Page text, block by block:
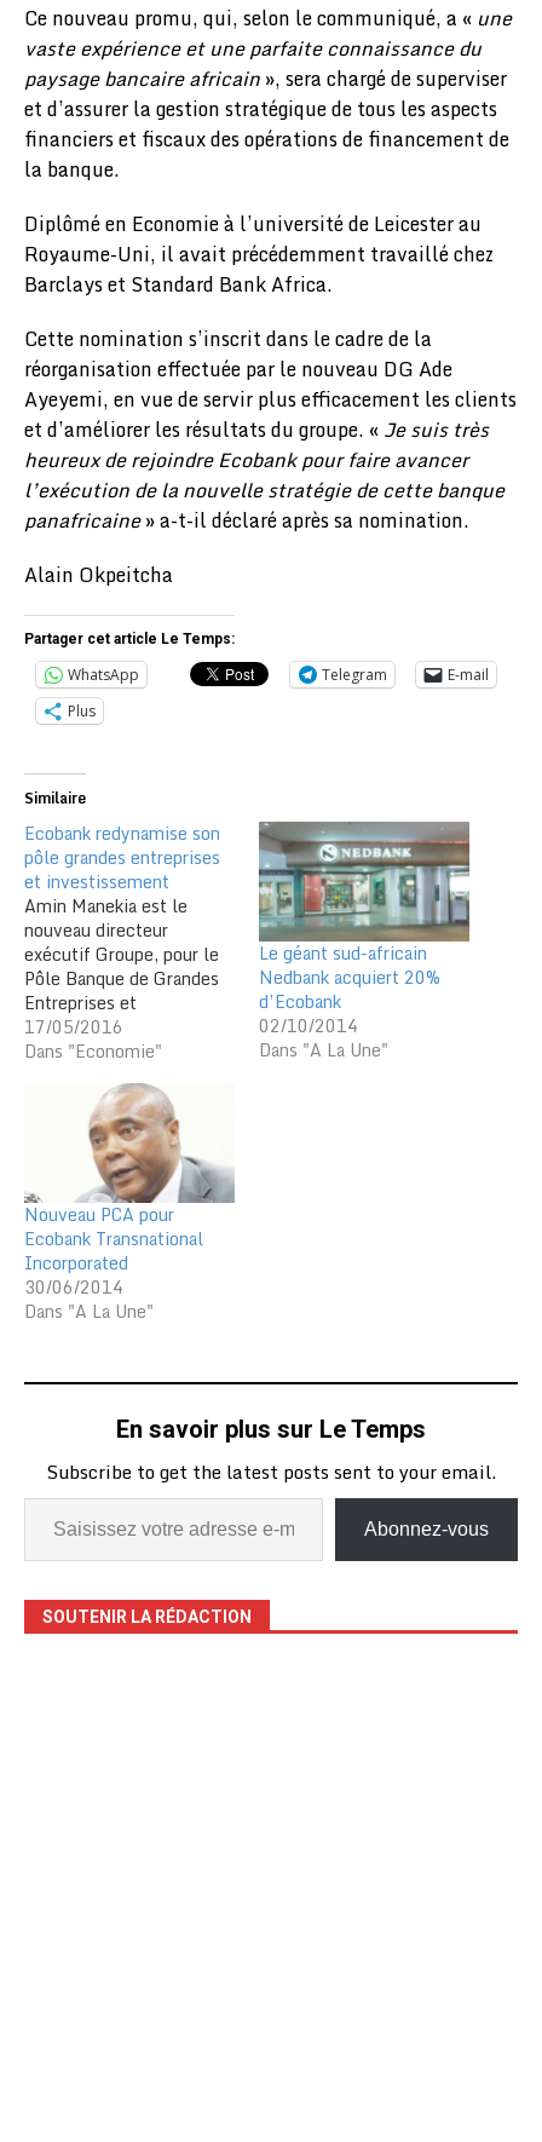
Ce nouveau promu, qui, selon le communiqué, a « une
vaste expérience et une parfaite connaissance du
paysage bancaire africain», sera chargé de superviser
et d’assurer la gestion stratégique de tous les aspects
financiers et fiscaux des opérations de financement de
la banque.
Diplômé en Economie à l’université de Leicester au
Royaume-Uni, il avait précédemment travaillé chez
Barclays et Standard Bank Africa.
Cette nomination s’inscrit dans le cadre de la
réorganisation effectuée par le nouveau DG Ade
Ayeyemi, en vue de servir plus efficacement les clients
et d’améliorer les résultats du groupe. « Je suis très
heureux de rejoindre Ecobank pour faire avancer
l’exécution de la nouvelle stratégie de cette banque
panafricaine» a-t-il déclaré après sa nomination.
Alain Okpeitcha
Partager cet article Le Temps:
WhatsApp Telegram
E-mail
Plus
Similaire
Ecobank redynamise son
pôle grandes entreprises
et investissement
Amin Manekia est le
nouveau directeur
exécutif Groupe, pour le
Pôle Banque de Grandes
Entreprises et
d’Investissement de
Ecobank. Il remplace à ce
Kié, devenu patron de la
filiale nigériane du groupe
basé à Lomé. Placé sous
le contrôle du directeur
général, le fonctionnaire
sera chargé de…
17/05/2016
Dans "Economie"
Le géant sud-africain
Nedbank acquiert 20%
d’Ecobank
02/10/2014
Dans "A La Une"
Nouveau PCA pour
Ecobank Transnational
Incorporated
30/06/2014
Dans "A La Une"
En savoir plus sur Le Temps
Subscribe to get the latest posts sent to your email.
Abonnez-vous
SOUTENIR LA RÉDACTION